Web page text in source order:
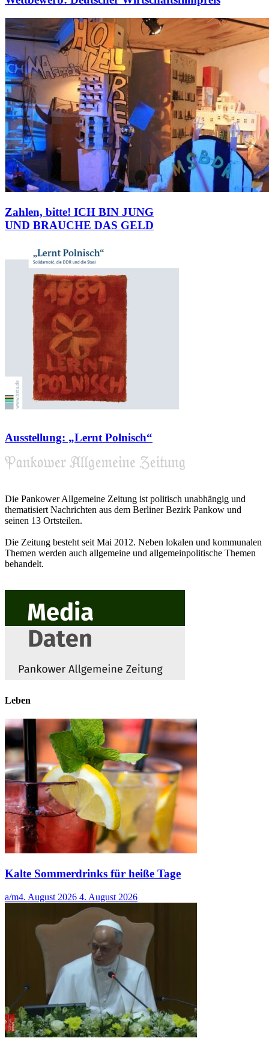
Zahlen, bitte! ICH BIN JUNG
UND BRAUCHE DAS GELD
Ausstellung: „Lernt Polnisch“
Die Pankower Allgemeine Zeitung ist politisch unabhängig und
thematisiert Nachrichten aus dem Berliner Bezirk Pankow und
seinen 13 Ortsteilen.
Die Zeitung besteht seit Mai 2012. Neben lokalen und kommunalen
Themen werden auch allgemeine und allgemeinpolitische Themen
behandelt.
Leben
Kalte Sommerdrinks für heiße Tage
a/m4. August 2026 4. August 2026